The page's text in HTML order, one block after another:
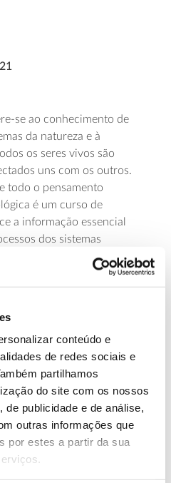
conteúdo e
de redes sociais e
partilhamos
do site com os nossos
publicidade e de análise,
outras informações que
por estes a partir da sua
se ao conhecimento de
da natureza e à
os seres vivos são
uns com os outros.
todo o pensamento
é um curso de
a informação essencial
dos sistemas
a vida na Terra e
maior harmonia e
O curso tem a
de
final dependente de
é de 300 libras e a
online .
formação